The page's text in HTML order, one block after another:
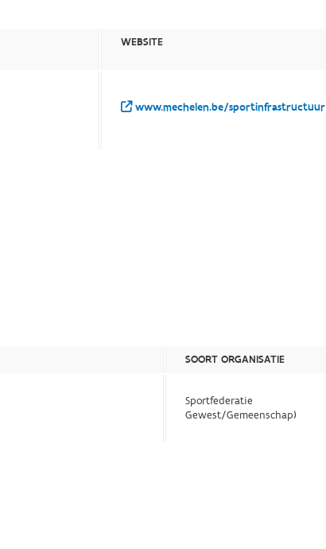
WEBSITE
www.mechelen.be/sportinfrastructuur
SOORT ORGANISATIE
Sportfederatie
Gewest/Gemeenschap)